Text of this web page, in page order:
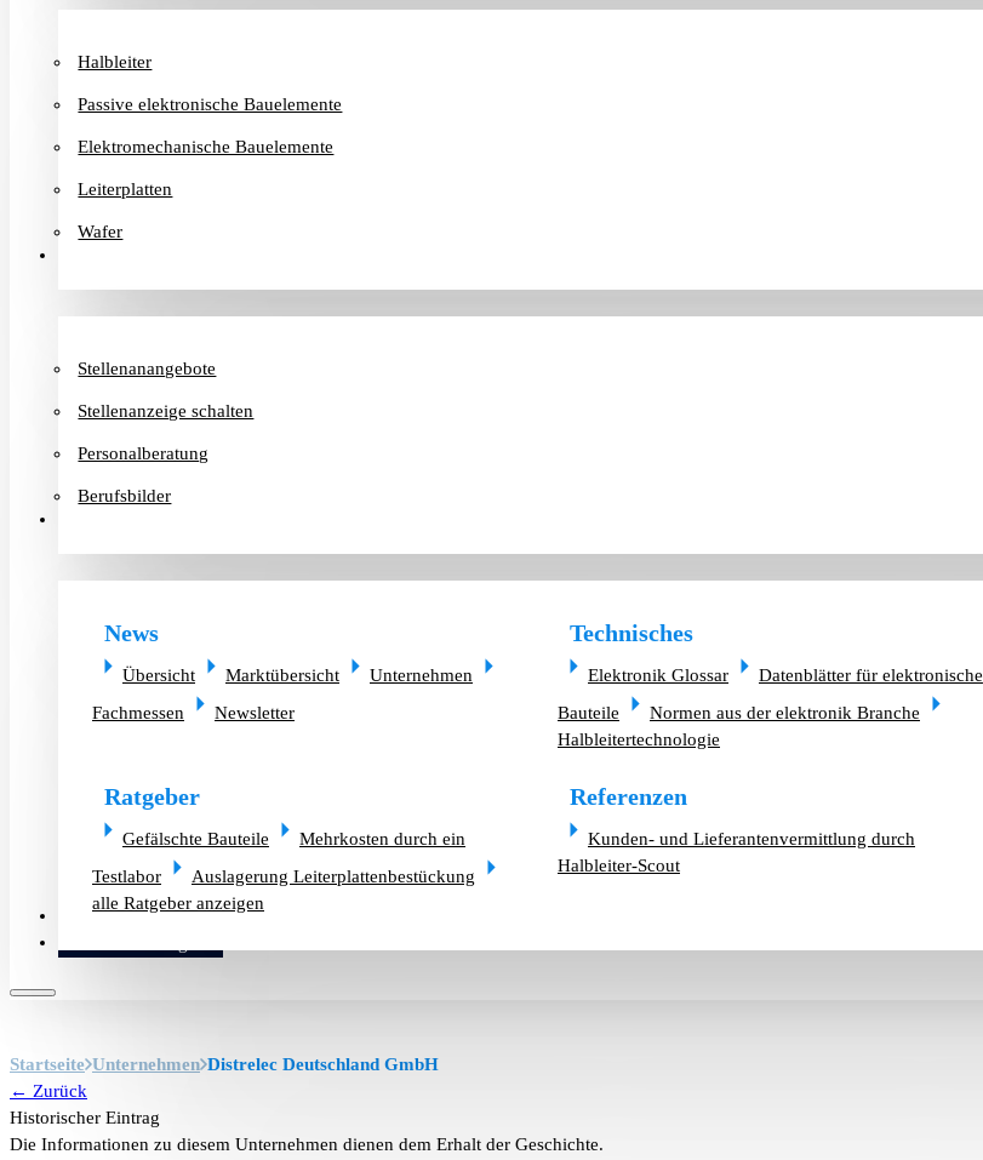
Halbleiter
Passive elektronische Bauelemente
Elektromechanische Bauelemente
Leiterplatten
Wafer
Stellenanangebote
Stellenanzeige schalten
Personalberatung
Berufsbilder
News
Übersicht Marktübersicht
Unternehmen
Fachmessen
Newsletter
Technisches
Elektronik Glossar
Datenblätter für elektronische
Bauteile
Normen aus der elektronik Branche
Halbleitertechnologie
Ratgeber
Gefälschte Bauteile
Mehrkosten durch ein
Testlabor
Auslagerung Leiterplattenbestückung
alle Ratgeber anzeigen
Referenzen
Kunden- und Lieferantenvermittlung durch
Halbleiter-Scout
Altlager verkaufen
Startseite Unternehmen Distrelec Deutschland GmbH
← Zurück
Historischer Eintrag
Die Informationen zu diesem Unternehmen dienen dem Erhalt der Geschichte.